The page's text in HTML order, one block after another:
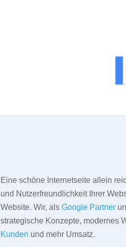
Eine schöne Internetseite allein
und Nutzerfreundlichkeit Ihrer
Website. Wir, alsGoogle Partner
strategische Konzepte, modernes
Kunden und mehr Umsatz.